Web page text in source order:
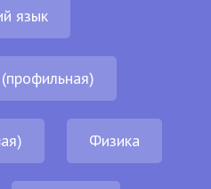
язык
Физика